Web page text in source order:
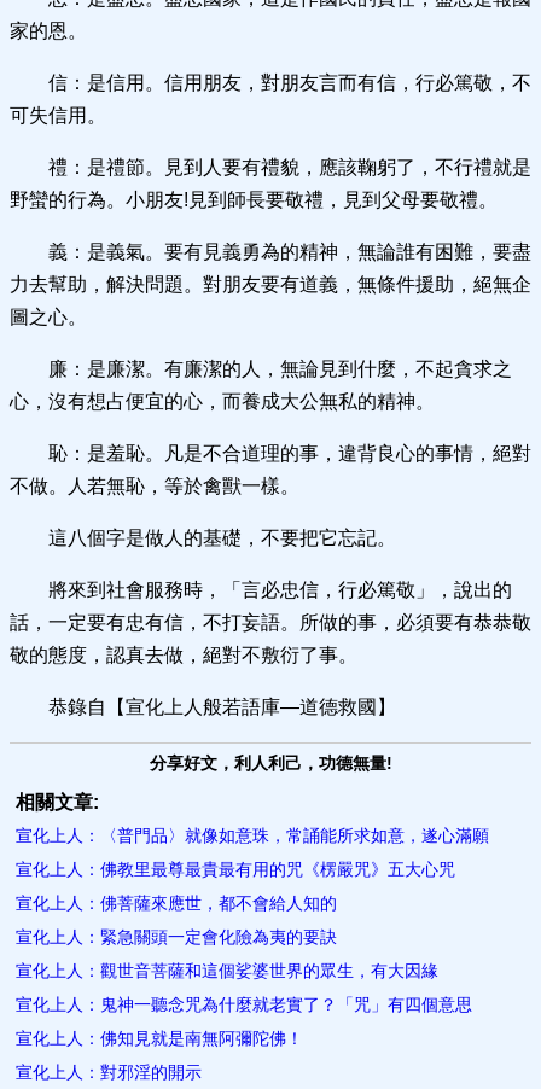
家的恩。
信：是信用。信用朋友，對朋友言而有信，行必篤敬，不
可失信用。
禮：是禮節。見到人要有禮貌，應該鞠躬了，不行禮就是
野蠻的行為。小朋友!見到師長要敬禮，見到父母要敬禮。
義：是義氣。要有見義勇為的精神，無論誰有困難，要盡
力去幫助，解決問題。對朋友要有道義，無條件援助，絕無企
圖之心。
廉：是廉潔。有廉潔的人，無論見到什麼，不起貪求之
心，沒有想占便宜的心，而養成大公無私的精神。
恥：是羞恥。凡是不合道理的事，違背良心的事情，絕對
不做。人若無恥，等於禽獸一樣。
這八個字是做人的基礎，不要把它忘記。
將來到社會服務時，「言必忠信，行必篤敬」，說出的
話，一定要有忠有信，不打妄語。所做的事，必須要有恭恭敬
敬的態度，認真去做，絕對不敷衍了事。
恭錄自【宣化上人般若語庫—道德救國】
分享好文，利人利己，功德無量!
相關文章:
宣化上人：〈普門品〉就像如意珠，常誦能所求如意，遂心滿願
宣化上人：佛教里最尊最貴最有用的咒《楞嚴咒》五大心咒
宣化上人：佛菩薩來應世，都不會給人知的
宣化上人：緊急關頭一定會化險為夷的要訣
宣化上人：觀世音菩薩和這個娑婆世界的眾生，有大因緣
宣化上人：鬼神一聽念咒為什麼就老實了？「咒」有四個意思
宣化上人：佛知見就是南無阿彌陀佛！
宣化上人：對邪淫的開示